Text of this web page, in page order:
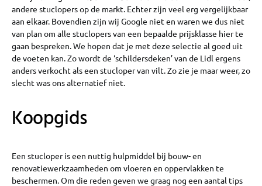
andere stuclopers op de markt. Echter zijn veel erg vergelijkbaar
aan elkaar. Bovendien zijn wij Google niet en waren we dus niet
van plan om alle stuclopers van een bepaalde prijsklasse hier te
gaan bespreken. We hopen dat je met deze selectie al goed uit
de voeten kan. Zo wordt de ‘schildersdeken’ van de Lidl ergens
anders verkocht als een stucloper van vilt. Zo zie je maar weer, zo
slecht was ons alternatief niet.
Koopgids
Een stucloper is een nuttig hulpmiddel bij bouw- en
renovatiewerkzaamheden om vloeren en oppervlakken te
beschermen. Om die reden geven we graag nog een aantal tips